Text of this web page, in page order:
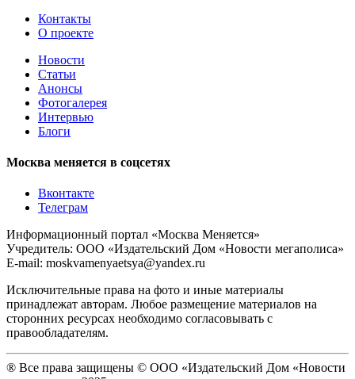
Контакты
О проекте
Новости
Статьи
Анонсы
Фотогалерея
Интервью
Блоги
Москва меняется в соцсетях
Вконтакте
Телеграм
Информационный портал «Москва Меняется»
Учредитель: ООО «Издательский Дом «Новости мегаполиса»
E-mail: moskvamenyaetsya@yandex.ru
Исключительные права на фото и иные материалы
принадлежат авторам. Любое размещение материалов на
сторонних ресурсах необходимо согласовывать с
правообладателям.
® Все права защищены © ООО «Издательский Дом «Новости